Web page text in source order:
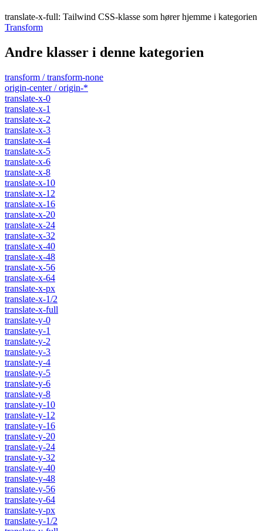
translate-x-full: Tailwind CSS-klasse som hører hjemme i kategorien
Transform
Andre klasser i denne kategorien
transform / transform-none
origin-center / origin-*
translate-x-0
translate-x-1
translate-x-2
translate-x-3
translate-x-4
translate-x-5
translate-x-6
translate-x-8
translate-x-10
translate-x-12
translate-x-16
translate-x-20
translate-x-24
translate-x-32
translate-x-40
translate-x-48
translate-x-56
translate-x-64
translate-x-px
translate-x-1/2
translate-x-full
translate-y-0
translate-y-1
translate-y-2
translate-y-3
translate-y-4
translate-y-5
translate-y-6
translate-y-8
translate-y-10
translate-y-12
translate-y-16
translate-y-20
translate-y-24
translate-y-32
translate-y-40
translate-y-48
translate-y-56
translate-y-64
translate-y-px
translate-y-1/2